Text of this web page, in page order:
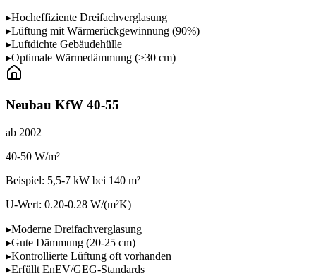
▸Hocheffiziente Dreifachverglasung
▸Lüftung mit Wärmerückgewinnung (90%)
▸Luftdichte Gebäudehülle
▸Optimale Wärmedämmung (>30 cm)
Neubau KfW 40-55
ab 2002
40-50 W/m²
Beispiel: 5,5-7 kW bei 140 m²
U-Wert: 0.20-0.28 W/(m²K)
▸Moderne Dreifachverglasung
▸Gute Dämmung (20-25 cm)
▸Kontrollierte Lüftung oft vorhanden
▸Erfüllt EnEV/GEG-Standards